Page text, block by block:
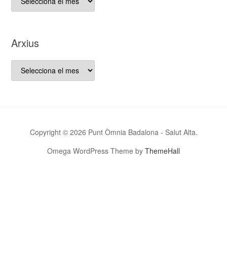
que
aquest
bloc…
Arxius
Arxius
Copyright © 2026 Punt Òmnia Badalona - Salut Alta.
Omega WordPress Theme by ThemeHall